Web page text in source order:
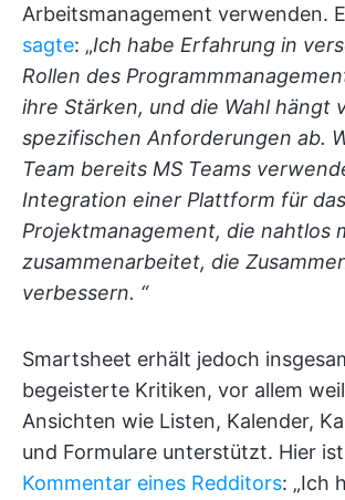
Arbeitsmanagement verwenden.
sagte: „Ich habe Erfahrung in
Rollen des
ihre Stärken, und die Wahl hängt
spezifischen Anforderungen ab.
Team bereits MS Teams
Integration einer Plattform für das
Projektmanagement, die nahtlos
zusammenarbeitet, die
verbessern. “
Smartsheet erhält jedoch
begeisterte Kritiken, vor allem
Ansichten wie Listen, Kalender,
und Formulare unterstützt. Hier ist
Kommentar eines Redditors: „Ich